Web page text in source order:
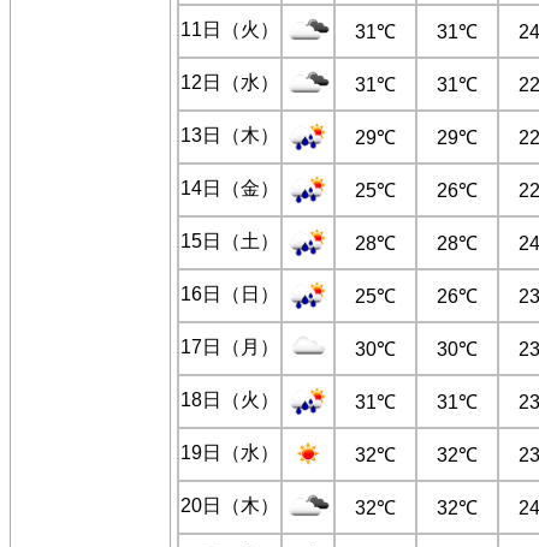
11日（火） 31℃ 31℃
12日（水） 31℃ 31℃
13日（木） 29℃ 29℃
14日（金） 25℃ 26℃
15日（土） 28℃ 28℃
16日（日） 25℃ 26℃
17日（月） 30℃ 30℃
18日（火） 31℃ 31℃
19日（水） 32℃ 32℃
20日（木） 32℃ 32℃